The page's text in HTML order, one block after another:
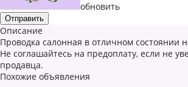
обновить
Описание
Проводка салонная в отличном состоянии
Не соглашайтесь на предоплату, если не
продавца.
Похожие объявления